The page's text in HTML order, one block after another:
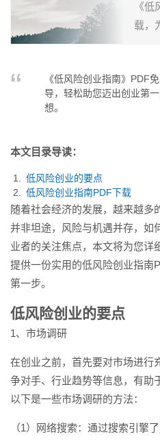
《
载，
《低风险创业指南》PDF
导，轻松助您迈出创业第
想。
本文目录导读：
低风险创业的要点
低风险创业指南PDF下载
随着社会经济的发展，越来越多
并非坦途，风险与机遇并存，如
业者的关注焦点，本文将为您详
提供一份实用的低风险创业指南
第一步。
低风险创业的要点
1、市场调研
在创业之前，首先要对市场进行
争对手、行业趋势等信息，有助
以下是一些市场调研的方法：
（1）网络搜索：通过搜索引擎